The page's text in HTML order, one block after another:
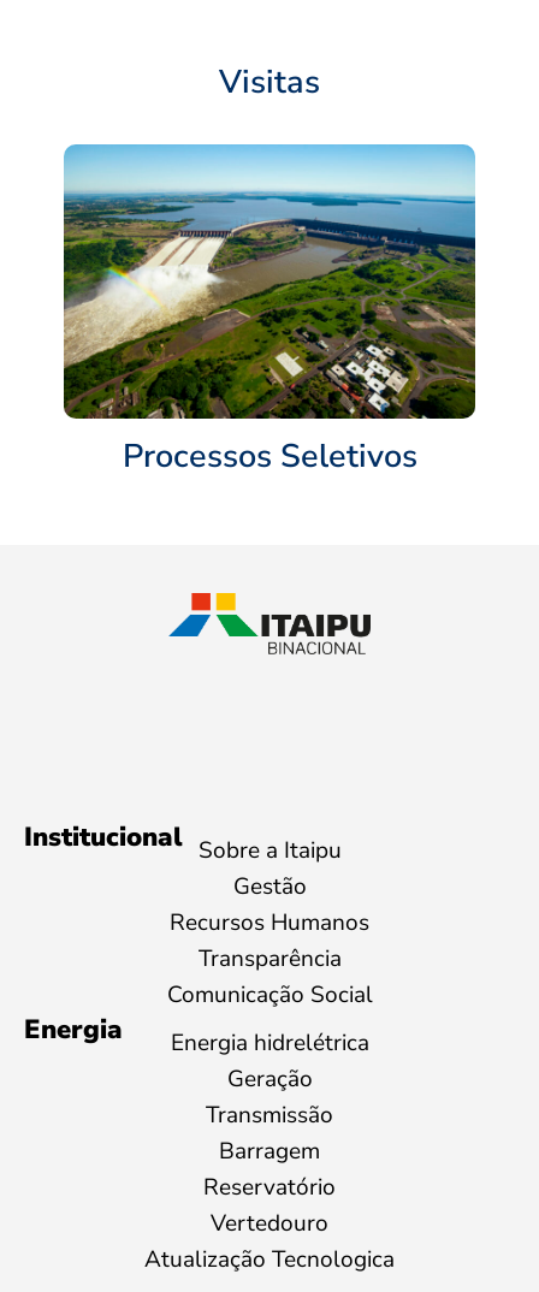
Visitas
Processos Seletivos
Institucional Sobre a Itaipu
Gestão
Recursos Humanos
Transparência
Comunicação Social
Energia
Energia hidrelétrica
Geração
Transmissão
Barragem
Reservatório
Vertedouro
Atualização Tecnologica